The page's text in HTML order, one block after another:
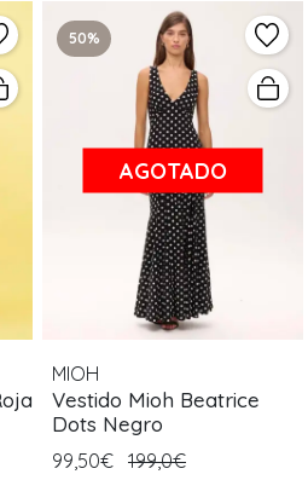
50%
AGOTADO
MIOH
Vestido Mioh Beatrice
Dots Negro
99,50€ 199,0€